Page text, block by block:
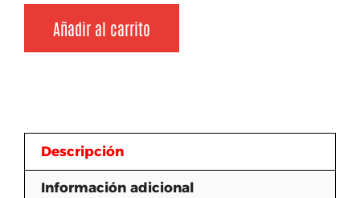
Añadir al carrito
Descripción
Información adicional